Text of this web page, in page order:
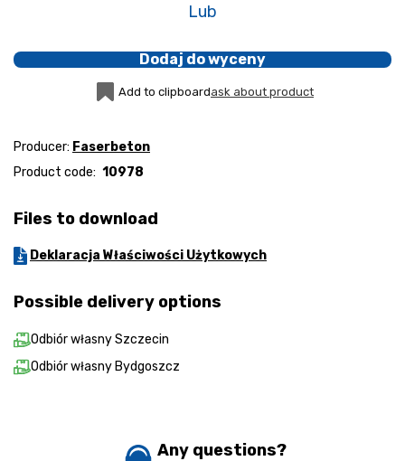
Producer: Faserbeton
Product code: 10978
Files to download
Deklaracja Właściwości Użytkowych
Possible delivery options
Odbiór własny Szczecin
Odbiór własny Bydgoszcz
Lub
Dodaj do wyceny
Add to clipboardask about product
Any questions?